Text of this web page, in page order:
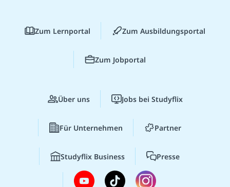
Zum Lernportal Zum Ausbildungsportal
Zum Jobportal
Über uns Jobs bei Studyflix
Für Unternehmen Partner
Studyflix Business Presse